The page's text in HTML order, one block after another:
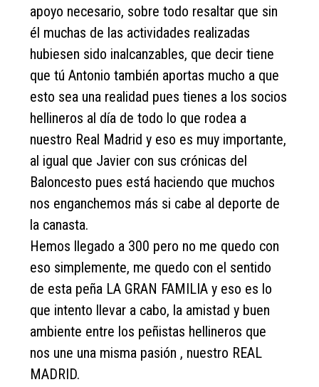
apoyo necesario, sobre todo resaltar que sin
él muchas de las actividades realizadas
hubiesen sido inalcanzables, que decir tiene
que tú Antonio también aportas mucho a que
esto sea una realidad pues tienes a los socios
hellineros al día de todo lo que rodea a
nuestro Real Madrid y eso es muy importante,
al igual que Javier con sus crónicas del
Baloncesto pues está haciendo que muchos
nos enganchemos más si cabe al deporte de
la canasta.
Hemos llegado a 300 pero no me quedo con
eso simplemente, me quedo con el sentido
de esta peña LA GRAN FAMILIA y eso es lo
que intento llevar a cabo, la amistad y buen
ambiente entre los peñistas hellineros que
nos une una misma pasión , nuestro REAL
MADRID.